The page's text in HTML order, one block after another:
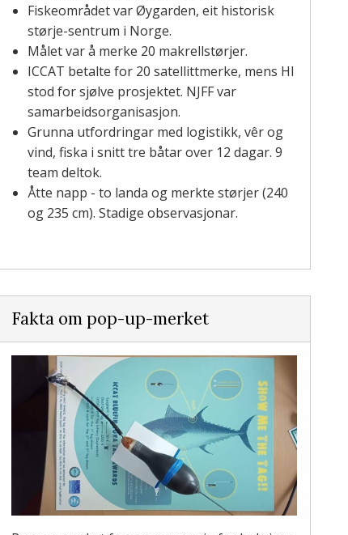
Fiskeområdet var Øygarden, eit historisk
størje-sentrum i Norge.
Målet var å merke 20 makrellstørjer.
ICCAT betalte for 20 satellittmerke, mens HI
stod for sjølve prosjektet. NJFF var
samarbeidsorganisasjon.
Grunna utfordringar med logistikk, vêr og
vind, fiska i snitt tre båtar over 12 dagar. 9
team deltok.
Åtte napp - to landa og merkte størjer (240
og 235 cm). Stadige observasjonar.
Fakta om pop-up-merket